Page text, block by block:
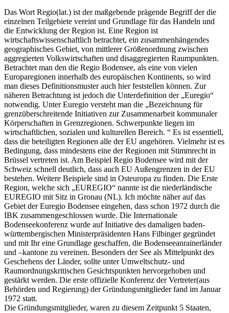
Das Wort Regio(lat.) ist der maßgebende prägende Begriff der die
einzelnen Teilgebiete vereint und Grundlage für das Handeln und
die Entwicklung der Region ist. Eine Region ist
wirtschaftswissenschaftlich betrachtet, ein zusammenhängendes
geographisches Gebiet, von mittlerer Größenordnung zwischen
aggregierten Volkswirtschaften und disaggregierten Raumpunkten.
Betrachtet man den die Regio Bodensee, als eine von vielen
Europaregionen innerhalb des europäischen Kontinents, so wird
man dieses Definitionsmuster auch hier feststellen können. Zur
näheren Betrachtung ist jedoch die Unterdefinition der „Euregio“
notwendig. Unter Euregio versteht man die „Bezeichnung für
grenzüberschreitende Initiativen zur Zusammenarbeit kommunaler
Körperschaften in Grenzregionen. Schwerpunkte liegen im
wirtschaftlichen, sozialen und kulturellen Bereich. “ Es ist essentiell,
dass die beteiligten Regionen alle der EU angehören. Vielmehr ist es
Bedingung, dass mindestens eine der Regionen mit Stimmrecht in
Brüssel vertreten ist. Am Beispiel Regio Bodensee wird mit der
Schweiz schnell deutlich, dass auch EU Außengrenzen in der EU
bestehen. Weitere Beispiele sind in Osteuropa zu finden. Die Erste
Region, welche sich „EUREGIO“ nannte ist die niederländische
EUREGIO mit Sitz in Gronau (NL). Ich möchte näher auf das
Gebiet der Euregio Bodensee eingehen, dass schon 1972 durch die
IBK zusammengeschlossen wurde. Die Internationale
Bodenseekonferenz wurde auf Initiative des damaligen baden-
württembergischen Ministerpräsidenten Hans Filbinger gegründet
und mit Ihr eine Grundlage geschaffen, die Bodenseeanrainerländer
und –kantone zu vereinen. Besonders der See als Mittelpunkt des
Geschehens der Länder, sollte unter Umweltschutz- und
Raumordnungskritischen Gesichtspunkten hervorgehoben und
gestärkt werden. Die erste offizielle Konferenz der Vertreter(aus
Behörden und Regierung) der Gründungsmitglieder fand im Januar
1972 statt.
Die Gründungsmitglieder, waren zu diesem Zeitpunkt 5 Staaten,